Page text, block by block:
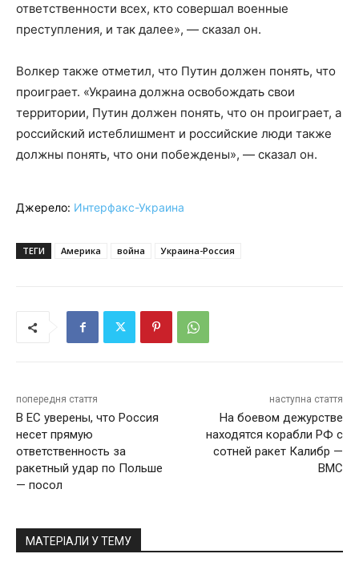
ответственности всех, кто совершал военные
преступления, и так далее», — сказал он.
Волкер также отметил, что Путин должен понять, что
проиграет. «Украина должна освобождать свои
территории, Путин должен понять, что он проиграет, а
российский истеблишмент и российские люди также
должны понять, что они побеждены», — сказал он.
Джерело: Интерфакс-Украина
ТЕГИ Америка война Украина-Россия
попередня стаття
В ЕС уверены, что Россия
несет прямую
ответственность за
ракетный удар по Польше
— посол
наступна стаття
На боевом дежурстве
находятся корабли РФ с
сотней ракет Калибр —
ВМС
МАТЕРІАЛИ У ТЕМУ